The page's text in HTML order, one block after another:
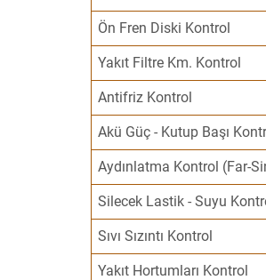
Ön Fren Diski Kontrol
Yakıt Filtre Km. Kontrol
Antifriz Kontrol
Akü Güç - Kutup Başı
Aydınlatma Kontrol (Far-
Silecek Lastik - Suyu
Sıvı Sızıntı Kontrol
Yakıt Hortumları Kontrol